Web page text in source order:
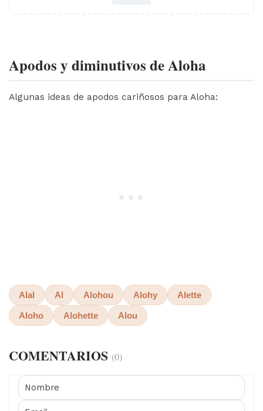
Apodos y diminutivos de Aloha
Algunas ideas de apodos cariñosos para Aloha:
Alal Al Alohou Alohy Alette
Aloho Alohette Alou
COMENTARIOS (0)